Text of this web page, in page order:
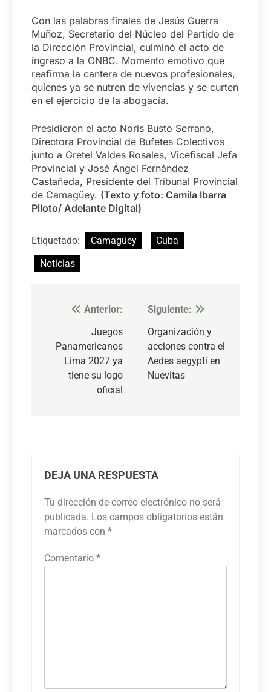
Con las palabras finales de Jesús Guerra
Muñoz, Secretario del Núcleo del Partido de
la Dirección Provincial, culminó el acto de
ingreso a la ONBC. Momento emotivo que
reafirma la cantera de nuevos profesionales,
quienes ya se nutren de vivencias y se curten
en el ejercicio de la abogacía.
Presidieron el acto Noris Busto Serrano,
Directora Provincial de Bufetes Colectivos
junto a Gretel Valdes Rosales, Vicefiscal Jefa
Provincial y José Ángel Fernández
Castañeda, Presidente del Tribunal Provincial
de Camagüey. (Texto y foto: Camila Ibarra
Piloto/ Adelante Digital)
Etiquetado: Camagüey
Cuba
Noticias
Navegación
entradas
Anterior:
Juegos
Panamericanos
Lima 2027 ya
tiene su logo
oficial
Siguiente:
Organización y
acciones contra el
Aedes aegypti en
Nuevitas
DEJA UNA RESPUESTA
Tu dirección de correo electrónico no será
publicada. Los campos obligatorios están
marcados con *
Comentario *